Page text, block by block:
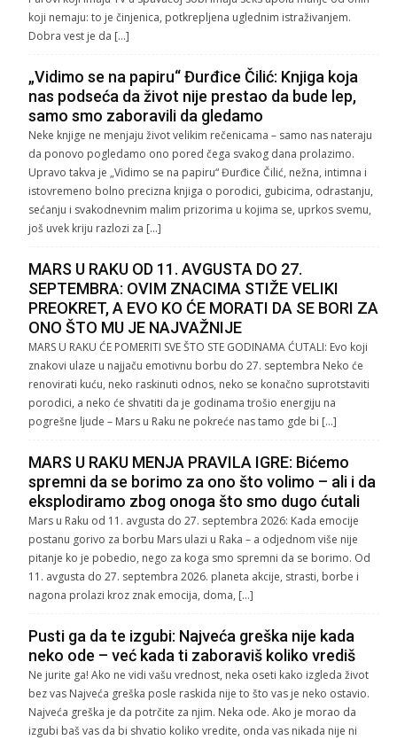
koji nemaju: to je činjenica, potkrepljena uglednim istraživanjem.
Dobra vest je da […]
„Vidimo se na papiru“ Đurđice Čilić: Knjiga koja
nas podseća da život nije prestao da bude lep,
samo smo zaboravili da gledamo
Neke knjige ne menjaju život velikim rečenicama – samo nas nateraju
da ponovo pogledamo ono pored čega svakog dana prolazimo.
Upravo takva je „Vidimo se na papiru“ Đurđice Čilić, nežna, intimna i
istovremeno bolno precizna knjiga o porodici, gubicima, odrastanju,
sećanju i svakodnevnim malim prizorima u kojima se, uprkos svemu,
još uvek kriju razlozi za […]
MARS U RAKU OD 11. AVGUSTA DO 27.
SEPTEMBRA: OVIM ZNACIMA STIŽE VELIKI
PREOKRET, A EVO KO ĆE MORATI DA SE BORI ZA
ONO ŠTO MU JE NAJVAŽNIJE
MARS U RAKU ĆE POMERITI SVE ŠTO STE GODINAMA ĆUTALI: Evo koji
znakovi ulaze u najjaču emotivnu borbu do 27. septembra Neko će
renovirati kuću, neko raskinuti odnos, neko se konačno suprotstaviti
porodici, a neko će shvatiti da je godinama trošio energiju na
pogrešne ljude – Mars u Raku ne pokreće nas tamo gde bi […]
MARS U RAKU MENJA PRAVILA IGRE: Bićemo
spremni da se borimo za ono što volimo – ali i da
eksplodiramo zbog onoga što smo dugo ćutali
Mars u Raku od 11. avgusta do 27. septembra 2026: Kada emocije
postanu gorivo za borbu Mars ulazi u Raka – a odjednom više nije
pitanje ko je pobedio, nego za koga smo spremni da se borimo. Od
11. avgusta do 27. septembra 2026. planeta akcije, strasti, borbe i
nagona prolazi kroz znak emocija, doma, […]
Pusti ga da te izgubi: Najveća greška nije kada
neko ode – već kada ti zaboraviš koliko vrediš
Ne jurite ga! Ako ne vidi vašu vrednost, neka oseti kako izgleda život
bez vas Najveća greška posle raskida nije to što vas je neko ostavio.
Najveća greška je da potrčite za njim. Neka ode. Ako je morao da
izgubi baš vas da bi shvatio koliko vredite, onda vas nikada nije ni